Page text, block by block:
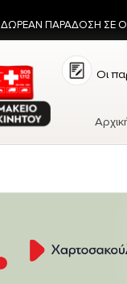
ΔΩΡΕΑΝ ΠΑΡΑΔΟΣΗ ΣΕ
Οι